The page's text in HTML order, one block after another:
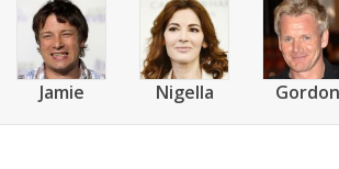
Jamie Nigella Gordon